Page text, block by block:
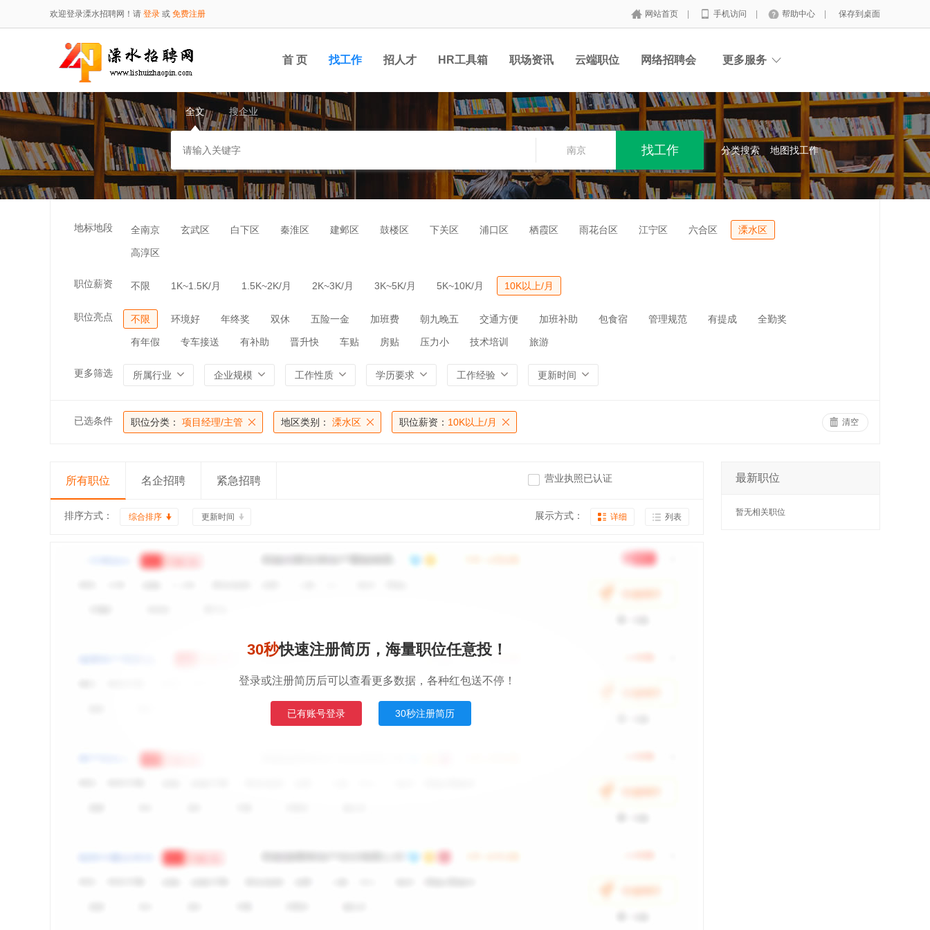
欢迎登录溧水招聘网！请 登录 或 免费注册 网站首页 手机访问 帮助中心 保存到桌面
首 页 找工作 招人才 HR工具箱 职场资讯 云端职位 网络招聘会 更多服务
全文 搜企业
南京 分类搜索 地图找工作
地标地段 全南京 玄武区 白下区 秦淮区 建邺区 鼓楼区 下关区 浦口区 栖霞区 雨花台区 江宁区 六合区 溧水区
高淳区
职位薪资 不限 1K~1.5K/月 1.5K~2K/月 2K~3K/月 3K~5K/月 5K~10K/月 10K以上/月
职位亮点 不限 环境好 年终奖 双休 五险一金 加班费 朝九晚五 交通方便 加班补助 包食宿 管理规范 有提成 全勤奖
有年假 专车接送 有补助 晋升快 车贴 房贴 压力小 技术培训 旅游
更多筛选 所属行业 企业规模 工作性质 学历要求 工作经验 更新时间
已选条件 职位分类： 项目经理/主管 地区类别： 溧水区 职位薪资： 10K以上/月 清空
所有职位 名企招聘 紧急招聘 营业执照已认证
排序方式： 综合排序 更新时间 展示方式： 详细 列表
30秒快速注册简历，海量职位任意投！
登录或注册简历后可以查看更多数据，各种红包送不停！
已有账号登录 30秒注册简历
最新职位
暂无相关职位